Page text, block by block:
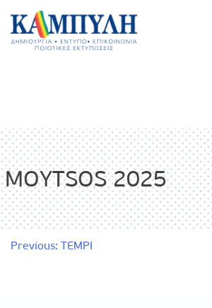
Skip
content
MOYTSOS 2025
Πλοήγηση
Previous: TEMPI